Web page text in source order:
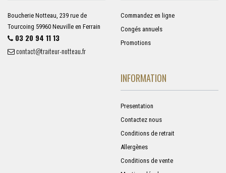
Boucherie Notteau, 239 rue de
Tourcoing 59960 Neuville en Ferrain
03 20 94 11 13
contact@traiteur-notteau.fr
Commandez en ligne
Congés annuels
Promotions
INFORMATION
Presentation
Contactez nous
Conditions de retrait
Allergènes
Conditions de vente